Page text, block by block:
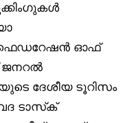
ഓഫ്
ജനറൽ
യുടെ ദേശീയ ടൂറിസം
ടാസ്‌ക്